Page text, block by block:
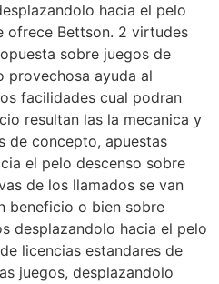
hacia el pelo
ofrece Bettson. 2 virtudes
sobre juegos de
provechosa ayuda al
facilidades cual podran
resultan las la mecanica y
de concepto, apuestas
el pelo descenso sobre
de los llamados se van
beneficio o bien sobre
desplazandolo hacia el pelo
licencias estandares de
juegos, desplazandolo